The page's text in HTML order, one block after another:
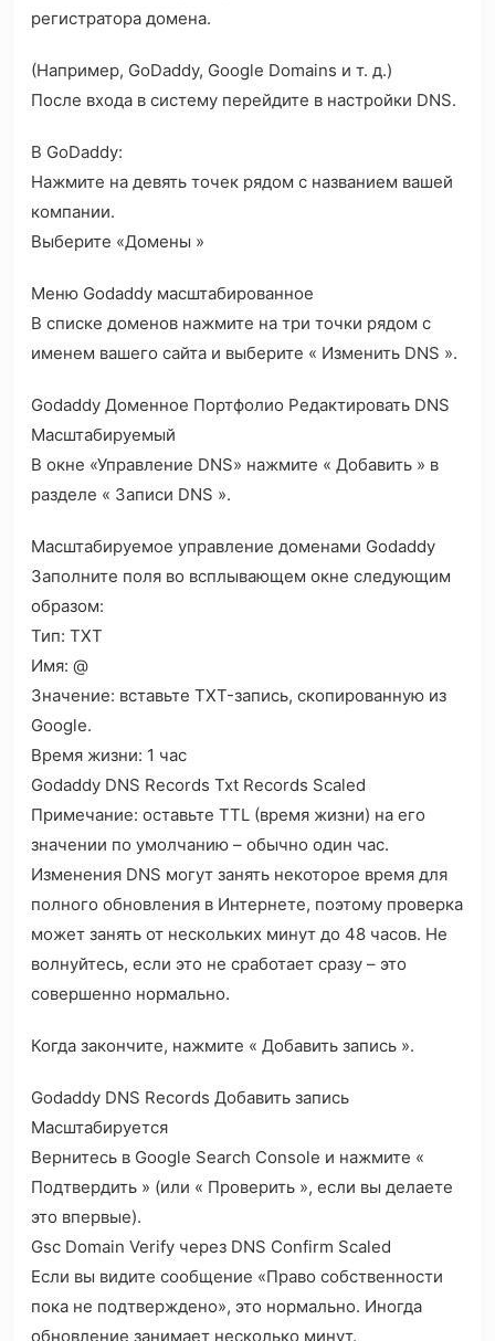
регистратора домена.
(Например, GoDaddy, Google Domains и т. д.)
После входа в систему перейдите в настройки DNS.
В GoDaddy:
Нажмите на девять точек рядом с названием вашей
компании.
Выберите «Домены »
Меню Godaddy масштабированное
В списке доменов нажмите на три точки рядом с
именем вашего сайта и выберите « Изменить DNS ».
Godaddy Доменное Портфолио Редактировать DNS
Масштабируемый
В окне «Управление DNS» нажмите « Добавить » в
разделе « Записи DNS ».
Масштабируемое управление доменами Godaddy
Заполните поля во всплывающем окне следующим
образом:
Тип: TXT
Имя: @
Значение: вставьте TXT-запись, скопированную из
Google.
Время жизни: 1 час
Godaddy DNS Records Txt Records Scaled
Примечание: оставьте TTL (время жизни) на его
значении по умолчанию – обычно один час.
Изменения DNS могут занять некоторое время для
полного обновления в Интернете, поэтому проверка
может занять от нескольких минут до 48 часов. Не
волнуйтесь, если это не сработает сразу – это
совершенно нормально.
Когда закончите, нажмите « Добавить запись ».
Godaddy DNS Records Добавить запись
Масштабируется
Вернитесь в Google Search Console и нажмите «
Подтвердить » (или « Проверить », если вы делаете
это впервые).
Gsc Domain Verify через DNS Confirm Scaled
Если вы видите сообщение «Право собственности
пока не подтверждено», это нормально. Иногда
обновление занимает несколько минут.